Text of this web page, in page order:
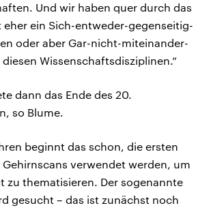
Und wir haben quer durch das
eher ein Sich-entweder-gegenseitig-
oder aber Gar-nicht-miteinander-
Wissenschaftsdisziplinen.“
dann das Ende des 20.
so Blume.
beginnt das schon, die ersten
Gehirnscans verwendet werden, um
zu thematisieren. Der sogenannte
gesucht – das ist zunächst noch